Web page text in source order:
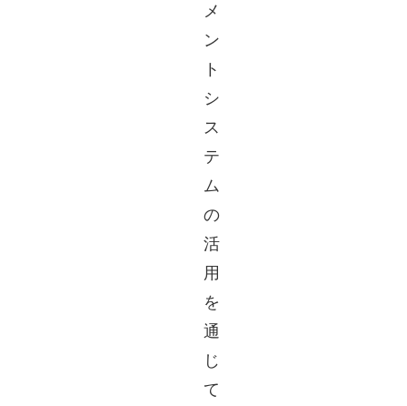
メ
ン
ト
シ
ス
テ
ム
の
活
用
を
通
じ
て